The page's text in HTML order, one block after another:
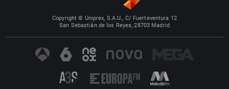
Copyright © Uniprex, S.A.U., C/ Fuerteventura 12
San Sebastián de los Reyes, 28703 Madrid